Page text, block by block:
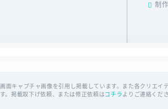
制
キャプチャ画像を引用し掲載しています。また各クリエイ
。掲載取下げ依頼、または修正依頼はコチラよりご連絡くださ